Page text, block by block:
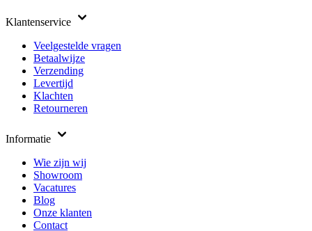
Klantenservice
Veelgestelde vragen
Betaalwijze
Verzending
Levertijd
Klachten
Retourneren
Informatie
Wie zijn wij
Showroom
Vacatures
Blog
Onze klanten
Contact